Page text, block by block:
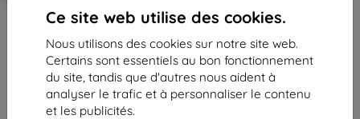
Ce site web utilise des cookies.
Nous utilisons des cookies sur notre site web.
Certains sont essentiels au bon fonctionnement
du site, tandis que d'autres nous aident à
analyser le trafic et à personnaliser le contenu
et les publicités.